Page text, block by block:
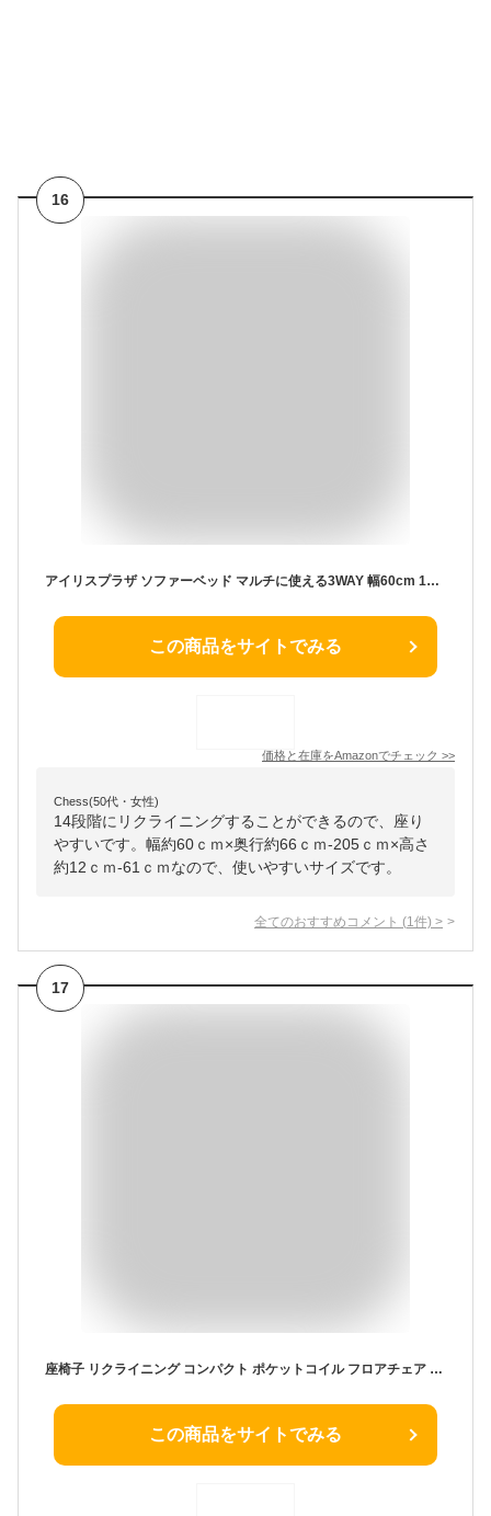
16
アイリスプラザ ソファーベッド マルチに使える3WAY 幅60cm 14段階リクライニング 座椅子 1人掛け ソファ 折りたたみ 折り畳み 幅約60×奥行約66-205×高さ約12-61cm CG-4A-60 ベージュ
この商品をサイトでみる
価格と在庫をAmazonでチェック >>
Chess(50代・女性)
14段階にリクライニングすることができるので、座り
やすいです。幅約60ｃｍ×奥行約66ｃｍ-205ｃｍ×高さ
約12ｃｍ-61ｃｍなので、使いやすいサイズです。
全てのおすすめコメント (1 件) >
17
座椅子 リクライニング コンパクト ポケットコイル フロアチェア フロアチェアー 座いす 座イス リクライニング もこもこ 1人掛け 椅子 コンパクトバンピーポケットコイルイン リーネ Liine
この商品をサイトでみる